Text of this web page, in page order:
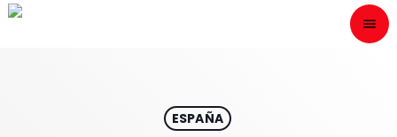
menu
ESPAÑA